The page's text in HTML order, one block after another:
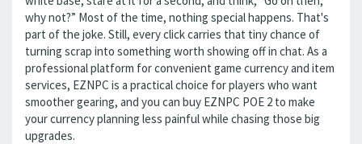
why not?” Most of the time, nothing special happens. That's
part of the joke. Still, every click carries that tiny chance of
turning scrap into something worth showing off in chat. As a
professional platform for convenient game currency and item
services, EZNPC is a practical choice for players who want
smoother gearing, and you can buy EZNPC POE 2 to make
your currency planning less painful while chasing those big
upgrades.